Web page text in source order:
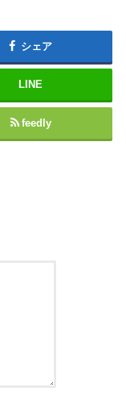
シェア
LINE
feedly